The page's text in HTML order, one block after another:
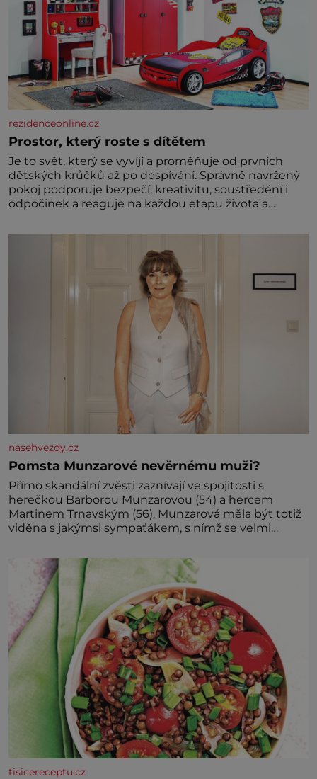
rezidenceonline.cz
Prostor, který roste s dítětem
Je to svět, který se vyvíjí a proměňuje od prvních
dětských krůčků až po dospívání. Správně navržený
pokoj podporuje bezpečí, kreativitu, soustředění i
odpočinek a reaguje na každou etapu života a
jednoduchost, měkkost a bezpečí, proto by pokoj
nasehvezdy.cz
Pomsta Munzarové nevěrnému muži?
Přímo skandální zvěsti zaznívají ve spojitosti s
herečkou Barborou Munzarovou (54) a hercem
Martinem Trnavským (56). Munzarová měla být totiž
viděna s jakýmsi sympaťákem, s nímž se velmi
tisicereceptu.cz